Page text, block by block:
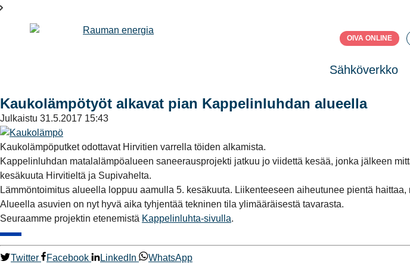
OIVA ONLINE
Sähköverkko
Kaukolämpötyöt alkavat pian Kappelinluhdan alueella
Julkaistu 31.5.2017 15:43
Kaukolämpöputket odottavat Hirvitien varrella töiden alkamista.
Kappelinluhdan matalalämpöalueen saneerausprojekti jatkuu jo viidettä kesää, jonka jälkeen
kesäkuuta Hirvitieltä ja Supivahelta.
Lämmöntoimitus alueella loppuu aamulla 5. kesäkuuta. Liikenteeseen aiheutunee pientä
Alueella asuvien on nyt hyvä aika tyhjentää tekninen tila ylimääräisestä tavarasta.
Seuraamme projektin etenemistä Kappelinluhta-sivulla.
Twitter Facebook LinkedIn
WhatsApp